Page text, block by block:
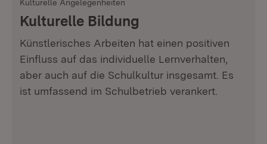
Kulturelle Angelegenheiten
Kulturelle Bildung
Künstlerisches Arbeiten hat einen positiven
Einfluss auf das individuelle Lernverhalten,
aber auch auf die Schulkultur insgesamt. Es
ist umfassend im Schulbetrieb verankert.